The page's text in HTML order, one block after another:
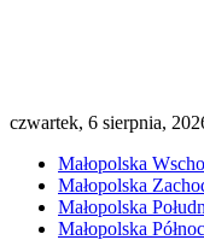
czwartek, 6 sierpnia,
Małopolska
Małopolska
Małopolska
Małopolska